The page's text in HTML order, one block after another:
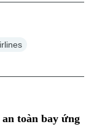
toàn bay ứng